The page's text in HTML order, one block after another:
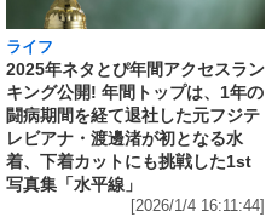
ライフ
2025年ネタとぴ年間アクセスラン
キング公開! 年間トップは、1年の
闘病期間を経て退社した元フジテ
レビアナ・渡邊渚が初となる水
着、下着カットにも挑戦した1st
写真集「水平線」
[2026/1/4 16:11:44]